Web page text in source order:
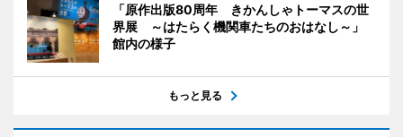
「原作出版80周年 きかんしゃトーマスの世
界展 ～はたらく機関車たちのおはなし～」
館内の様子
もっと見る